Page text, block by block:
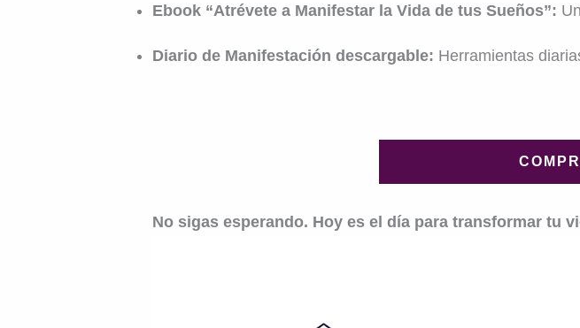
Ebook “Atrévete a Manifestar la Vida de tus Sueños”:
Diario de Manifestación descargable: Herramientas
No sigas esperando. Hoy es el día para transformar tu